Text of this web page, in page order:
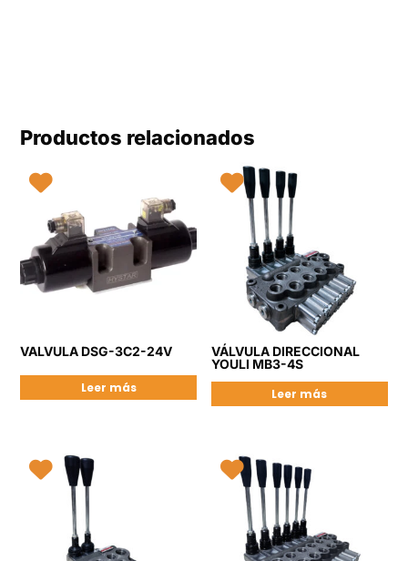
Productos relacionados
VALVULA DSG-3C2-24V
Leer más
VÁLVULA DIRECCIONAL
YOULI MB3-4S
Leer más